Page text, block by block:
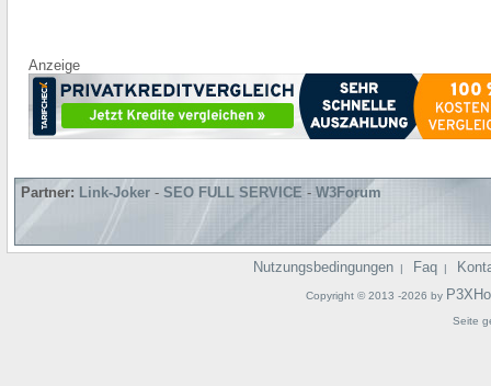
Anzeige
Partner: Link-Joker - SEO FULL SERVICE - W3Forum
Nutzungsbedingungen | Faq |
Copyright © 2013 -2026 by
Seite